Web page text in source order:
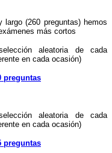
(260 preguntas) hemos
más cortos
aleatoria de cada
en cada ocasión)
preguntas
aleatoria de cada
en cada ocasión)
preguntas